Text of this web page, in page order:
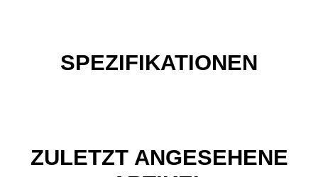
SPEZIFIKATIONEN
ZULETZT ANGESEHENE